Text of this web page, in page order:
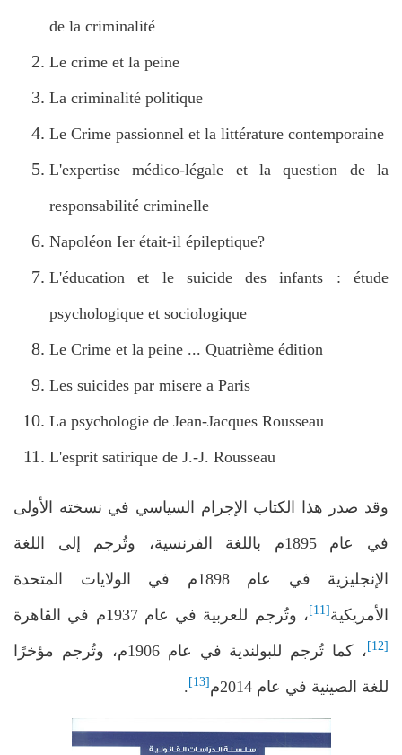
de la criminalité
Le crime et la peine
La criminalité politique
Le Crime passionnel et la littérature contemporaine
L'expertise médico-légale et la question de la
responsabilité criminelle
Napoléon Ier était-il épileptique?
L'éducation et le suicide des infants : étude
psychologique et sociologique
Le Crime et la peine ... Quatrième édition
Les suicides par misere a Paris
La psychologie de Jean-Jacques Rousseau
L'esprit satirique de J.-J. Rousseau
وقد صدر هذا الكتاب الإجرام السياسي في نسخته الأولى
في عام 1895م باللغة الفرنسية، وتُرجم إلى اللغة
الإنجليزية في عام 1898م في الولايات المتحدة
الأمريكية [11] ، وتُرجم للعربية في عام 1937م في القاهرة
[12]
، كما تُرجم للبولندية في عام 1906م، وتُرجم مؤخرًا
للغة الصينية في عام 2014م
[13]
.